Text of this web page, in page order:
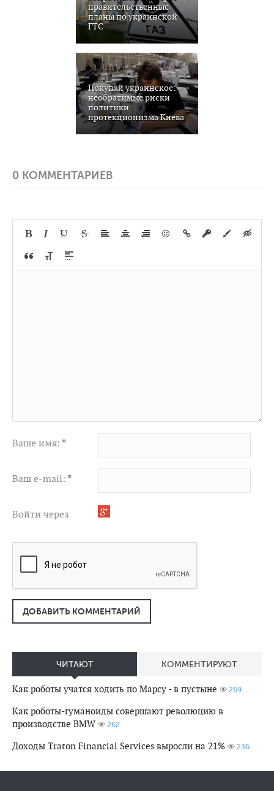
правительственные
планы по украинской
ГТС
Покупай украинское:
необратимые риски
политики
протекционизма Киева
0 КОММЕНТАРИЕВ
Ваше имя: *
Ваш e-mail: *
Войти через
ДОБАВИТЬ КОММЕНТАРИЙ
ЧИТАЮТ КОММЕНТИРУЮТ
Как роботы учатся ходить по Марсу - в пустыне 269
Как роботы-гуманоиды совершают революцию в
производстве BMW
262
Доходы Traton Financial Services выросли на 21% 236